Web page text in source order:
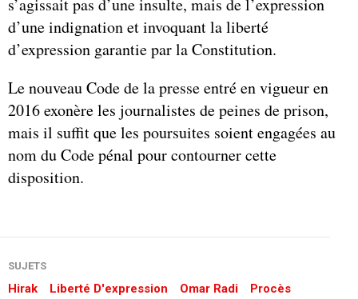
d’une indignation et invoquant la liberté
d’expression garantie par la Constitution.
Le nouveau Code de la presse entré en vigueur en
2016 exonère les journalistes de peines de prison,
mais il suffit que les poursuites soient engagées au
nom du Code pénal pour contourner cette
disposition.
SUJETS
Hirak Liberté D'expression Omar Radi
Procès